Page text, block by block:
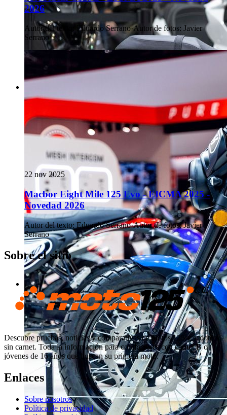
2026
Autor del texto Eduardo Serrano·Autor de fotos: Javier
Serrano
22 nov 2025
Macbor Eight Mile 125 Evo - EICMA 2025 -
Novedad 2026
Autor del texto: Eduardo Serrano·Autor de fotos: Javier
Serrano
Sobre el sitio
Descubre pruebas, noticias y comparativas de motos 125 y scooters
sin carnet. Toda la información para conductores con carnet B o
jóvenes de 16 años que buscan su primera moto.
Enlaces
Sobre nosotros
Política de privacidad